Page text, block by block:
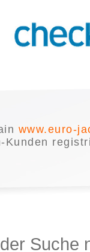
www.euro-
Kunden
Suche